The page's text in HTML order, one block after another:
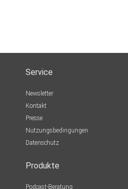
Service
Newsletter
Kontakt
Presse
Nutzungsbedingungen
Datenschutz
Produkte
Podcast-Beratung